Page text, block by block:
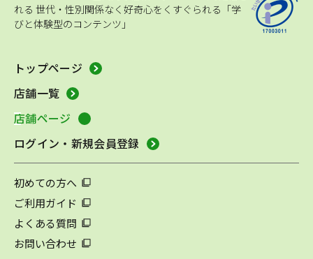
れる 世代・性別関係なく好奇心をくすぐられる「学
びと体験型のコンテンツ」
トップページ
店舗一覧
店舗ページ
ログイン・新規会員登録
初めての方へ
ご利用ガイド
よくある質問
お問い合わせ